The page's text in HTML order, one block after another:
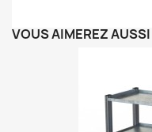
VOUS AIMEREZ AUSSI